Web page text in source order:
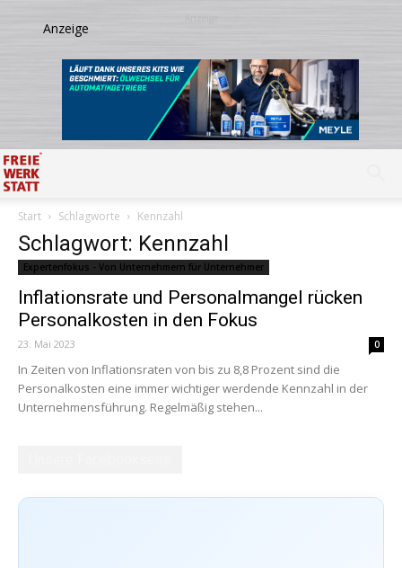
Start Schlagworte Kennzahl
Schlagwort: Kennzahl
Expertenfokus - Von Unternehmern für Unternehmer
Inflationsrate und Personalmangel rücken
Personalkosten in den Fokus
23. Mai 2023 0
In Zeiten von Inflationsraten von bis zu 8,8 Prozent sind die
Personalkosten eine immer wichtiger werdende Kennzahl in der
Unternehmensführung. Regelmäßig stehen...